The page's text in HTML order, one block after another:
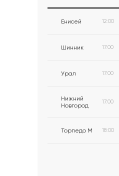
Енисей 12:00
Шинник 17:00
Урал 17:00
Нижний
Новгород
17:00
Торпедо М 18:00